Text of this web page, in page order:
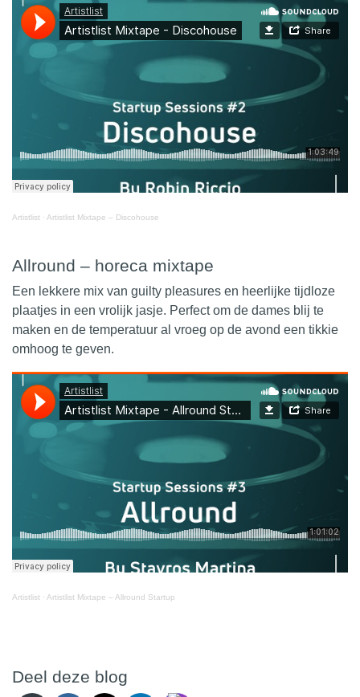
Artistlist · Artistlist Mixtape – Discohouse
Allround – horeca mixtape
Een lekkere mix van guilty pleasures en heerlijke tijdloze
plaatjes in een vrolijk jasje. Perfect om de dames blij te
maken en de temperatuur al vroeg op de avond een tikkie
omhoog te geven.
Artistlist · Artistlist Mixtape – Allround Startup
Deel deze blog